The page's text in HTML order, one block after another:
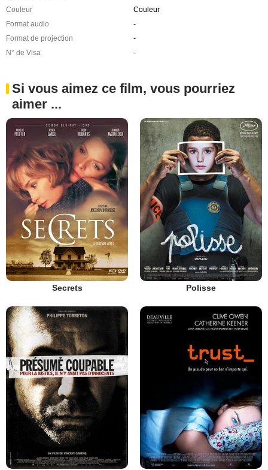
Couleur
Couleur
Format audio
-
Format de projection
-
N° de Visa
-
Si vous aimez ce film, vous pourriez
aimer ...
Secrets Polisse